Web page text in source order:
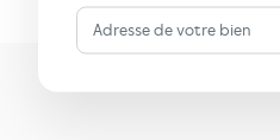
Adresse de votre bien